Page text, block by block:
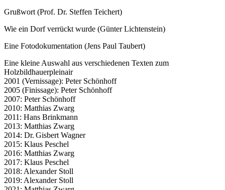
Grußwort (Prof. Dr. Steffen Teichert)
Wie ein Dorf verrückt wurde (Günter Lichtenstein)
Eine Fotodokumentation (Jens Paul Taubert)
Eine kleine Auswahl aus verschiedenen Texten zum
Holzbildhauerpleinair
2001 (Vernissage): Peter Schönhoff
2005 (Finissage): Peter Schönhoff
2007: Peter Schönhoff
2010: Matthias Zwarg
2011: Hans Brinkmann
2013: Matthias Zwarg
2014: Dr. Gisbert Wagner
2015: Klaus Peschel
2016: Matthias Zwarg
2017: Klaus Peschel
2018: Alexander Stoll
2019: Alexander Stoll